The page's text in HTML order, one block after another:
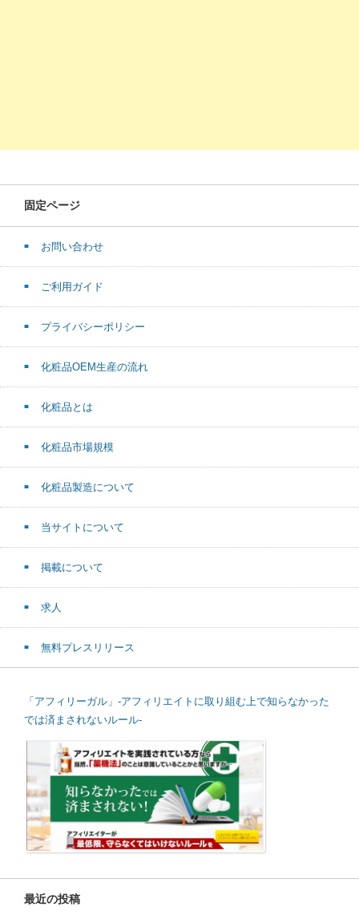
固定ページ
お問い合わせ
ご利用ガイド
プライバシーポリシー
化粧品OEM生産の流れ
化粧品とは
化粧品市場規模
化粧品製造について
当サイトについて
掲載について
求人
無料プレスリリース
「アフィリーガル」-アフィリエイトに取り組む上で知らなかった
では済まされないルール-
最近の投稿